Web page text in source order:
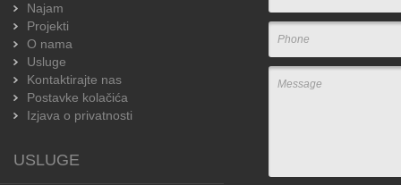
Najam
Projekti
O nama
Usluge
Kontaktirajte nas
Postavke kolačića
Izjava o privatnosti
USLUGE